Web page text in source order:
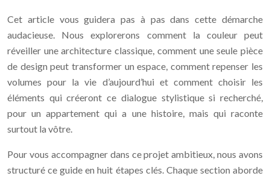
Cet article vous guidera pas à pas dans cette démarche
audacieuse. Nous explorerons comment la couleur peut
réveiller une architecture classique, comment une seule pièce
de design peut transformer un espace, comment repenser les
volumes pour la vie d’aujourd’hui et comment choisir les
éléments qui créeront ce dialogue stylistique si recherché,
pour un appartement qui a une histoire, mais qui raconte
surtout la vôtre.
Pour vous accompagner dans ce projet ambitieux, nous avons
structuré ce guide en huit étapes clés. Chaque section aborde